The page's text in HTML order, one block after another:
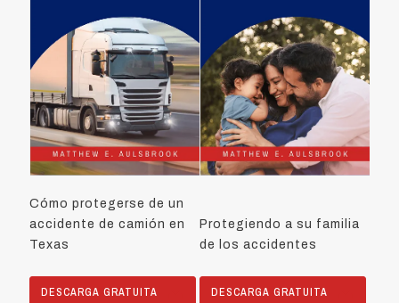
Cómo protegerse de un
accidente de camión en
Texas
DESCARGA GRATUITA
Protegiendo a su familia
de los accidentes
DESCARGA GRATUITA